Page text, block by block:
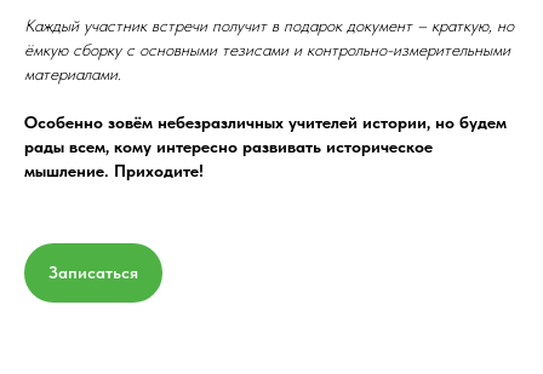
Каждый участник встречи получит в подарок документ – краткую, но
ёмкую сборку с основными тезисами и контрольно-измерительными
материалами.
Особенно зовём небезразличных учителей истории, но будем
рады всем, кому интересно развивать историческое
мышление. Приходите!
Записаться